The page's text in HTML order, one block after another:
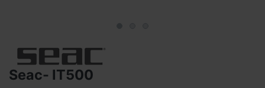
Seac- IT500